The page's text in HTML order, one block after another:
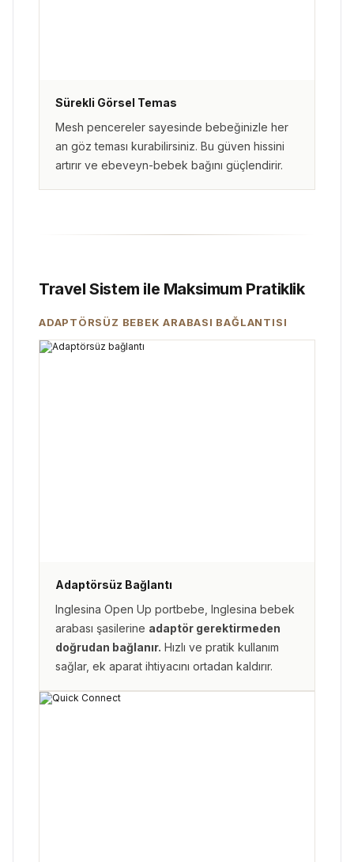
Sürekli Görsel Temas
Mesh pencereler sayesinde bebeğinizle her
an göz teması kurabilirsiniz. Bu güven hissini
artırır ve ebeveyn-bebek bağını güçlendirir.
Travel Sistem ile Maksimum Pratiklik
ADAPTÖRSÜZ BEBEK ARABASI BAĞLANTISI
Adaptörsüz Bağlantı
Inglesina Open Up portbebe, Inglesina bebek
arabası şasilerine adaptör gerektirmeden
doğrudan bağlanır. Hızlı ve pratik kullanım
sağlar, ek aparat ihtiyacını ortadan kaldırır.